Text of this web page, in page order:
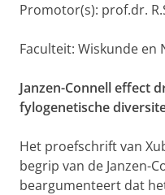
Promotor(s): prof.dr.
Faculteit: Wiskunde
Janzen-Connell effect
fylogenetische
Het proefschrift van
begrip van de Janzen-
beargumenteert dat